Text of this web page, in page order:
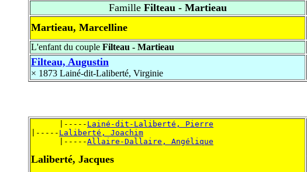
FamilleFilteau - Martieau
Martieau, Marcelline
L'enfant du couple Filteau - Martieau
Filteau, Augustin
× 1873 Lainé-dit-Laliberté, Virginie
      |-----
Lainé-dit-Laliberté, Pierre
|----- Laliberté, Joachim
      |-----
Allaire-Dallaire, Angélique
Laliberté, Jacques